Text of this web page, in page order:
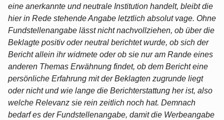
eine anerkannte und neutrale Institution handelt, bleibt die
hier in Rede stehende Angabe letztlich absolut vage. Ohne
Fundstellenangabe lässt nicht nachvollziehen, ob über die
Beklagte positiv oder neutral berichtet wurde, ob sich der
Bericht allein ihr widmete oder ob sie nur am Rande eines
anderen Themas Erwähnung findet, ob dem Bericht eine
persönliche Erfahrung mit der Beklagten zugrunde liegt
oder nicht und wie lange die Berichterstattung her ist, also
welche Relevanz sie rein zeitlich noch hat. Demnach
bedarf es der Fundstellenangabe, damit die Werbeangabe